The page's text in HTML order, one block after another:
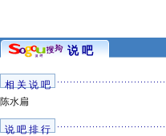
说 吧
相 关 说 吧
陈水扁
说 吧 排 行